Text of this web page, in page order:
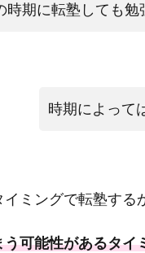
時期に転塾しても
時期によって
ミングで転塾する
可能性があるタイ